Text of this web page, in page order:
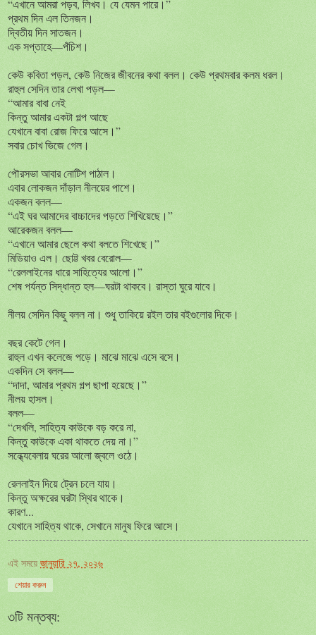
“এখানে আমরা পড়ব, লিখব। যে যেমন পারে।”
প্রথম দিন এল তিনজন।
দ্বিতীয় দিন সাতজন।
এক সপ্তাহে—পঁচিশ।
কেউ কবিতা পড়ল, কেউ নিজের জীবনের কথা বলল। কেউ প্রথমবার কলম ধরল।
রাহুল সেদিন তার লেখা পড়ল—
“আমার বাবা নেই
কিন্তু আমার একটা গল্প আছে
যেখানে বাবা রোজ ফিরে আসে।”
সবার চোখ ভিজে গেল।
পৌরসভা আবার নোটিশ পাঠাল।
এবার লোকজন দাঁড়াল নীলয়ের পাশে।
একজন বলল—
“এই ঘর আমাদের বাচ্চাদের পড়তে শিখিয়েছে।”
আরেকজন বলল—
“এখানে আমার ছেলে কথা বলতে শিখেছে।”
মিডিয়াও এল। ছোট্ট খবর বেরোল—
“রেললাইনের ধারে সাহিত্যের আলো।”
শেষ পর্যন্ত সিদ্ধান্ত হল—ঘরটা থাকবে। রাস্তা ঘুরে যাবে।
নীলয় সেদিন কিছু বলল না। শুধু তাকিয়ে রইল তার বইগুলোর দিকে।
বছর কেটে গেল।
রাহুল এখন কলেজে পড়ে। মাঝে মাঝে এসে বসে।
একদিন সে বলল—
“দাদা, আমার প্রথম গল্প ছাপা হয়েছে।”
নীলয় হাসল।
বলল—
“দেখলি, সাহিত্য কাউকে বড় করে না,
কিন্তু কাউকে একা থাকতে দেয় না।”
সন্ধ্যেবেলায় ঘরের আলো জ্বলে ওঠে।
রেললাইন দিয়ে ট্রেন চলে যায়।
কিন্তু অক্ষরের ঘরটা স্থির থাকে।
কারণ...
যেখানে সাহিত্য থাকে, সেখানে মানুষ ফিরে আসে।
এই সময়েজানুয়ারি ২৭, ২০২৬
শেয়ার করুন
৩টি মন্তব্য: